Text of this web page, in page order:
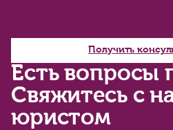
Есть вопросы
Свяжитесь с
юристом
Получить